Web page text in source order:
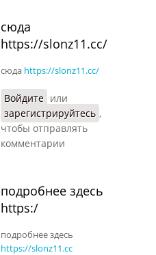
сюда
https://slonz11.cc/
сюда https://slonz11.cc/
Войдите или
зарегистрируйтесь ,
чтобы отправлять
комментарии
подробнее здесь
https:/
подробнее здесь
https://slonz11.cc